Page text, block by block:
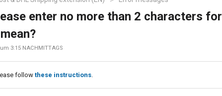
enter no more than 2 characters for
3:15 NACHMITTAGS
follow these instructions.